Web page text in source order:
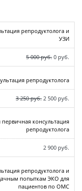
репродуктолога и
УЗИ
5 000 руб. 0 руб.
репродуктолога
3 250 руб. 2 500 руб.
первичная консультация
репродуктолога
2 900 руб.
репродуктолога и
попыткам ЭКО для
пациентов по ОМС